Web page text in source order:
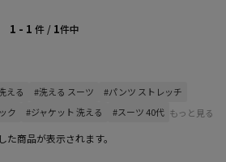
1 - 1 件 / 1件中
える #洗える スーツ
#パンツ ストレッチ
ク #ジャケット 洗える #スーツ 40代 もっと見る
商品が表示されます。